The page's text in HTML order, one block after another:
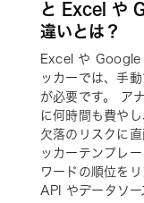
と Excel や
違いとは？
Excel や Google
ッカーでは、手
が必要です。 ア
に何時間も費や
欠落のリスクに
ッカーテンプレ
ワードの順位を
API やデータソ